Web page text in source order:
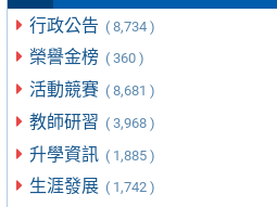
行政公告 ( 8,734 )
榮譽金榜 ( 360 )
活動競賽 ( 8,681 )
教師研習 ( 3,968 )
升學資訊 ( 1,885 )
生涯發展 ( 1,742 )